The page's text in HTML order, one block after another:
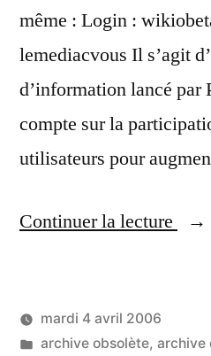
même : Login :
lemediacvous Il s’agit
d’information lancé par
compte sur la
utilisateurs pour
Continuer la lecture
«
Publié
LucL
mardi 4 avril 2006
Publié
archive obsolète, archive